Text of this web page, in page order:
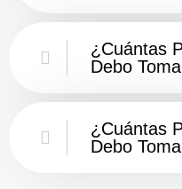
¿Cuántas
Debo
¿Cuántas
Debo